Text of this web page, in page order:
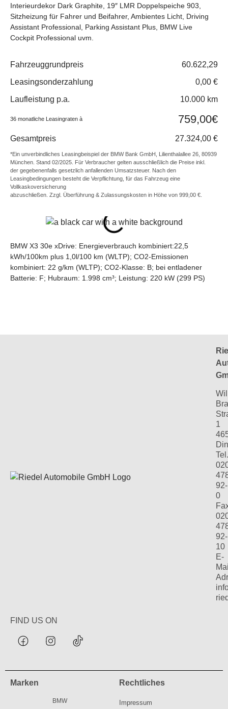
Interieurdekor Dark Graphite, 19″ LMR Doppelspeiche 903,
Sitzheizung für Fahrer und Beifahrer, Ambientes Licht, Driving
Assistant Professional, Parking Assistant Plus, BMW Live
Cockpit Professional uvm.
Fahrzeuggrundpreis
60.622,29
Leasingsonderzahlung
0,00 €
Laufleistung p.a.
10.000 km
36 monatliche Leasingraten à 759,00€
Gesamtpreis 27.324,00 €
*Ein unverbindliches Leasingbeispiel der BMW Bank GmbH, Lilienthalallee 26, 80939
München. Stand 02/2025. Für Verbraucher gelten ausschließlich die Preise inkl.
der gegebenenfalls gesetzlich anfallenden Umsatzsteuer. Nach den
Leasingbedingungen besteht die Verpflichtung, für das Fahrzeug eine
Vollkaskoversicherung
abzuschließen. Zzgl. Überführung & Zulassungskosten in Höhe von 999,00 €.
BMW X3 30e xDrive: Energieverbrauch kombiniert:22,5
kWh/100km plus 1,0l/100 km (WLTP); CO2-Emissionen
kombiniert: 22 g/km (WLTP); CO2-Klasse: B; bei entladener
Batterie: F; Hubraum: 1.998 cm³; Leistung: 220 kW (299 PS)
1
92-
0
92-
10
E-
FIND US ON
Marken
BMW
Rechtliches
Impressum